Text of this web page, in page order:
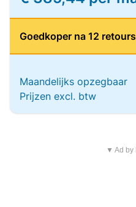
Goedkoper na 12
Maandelijks opzegbaar
Prijzen excl. btw
▼ Ad by